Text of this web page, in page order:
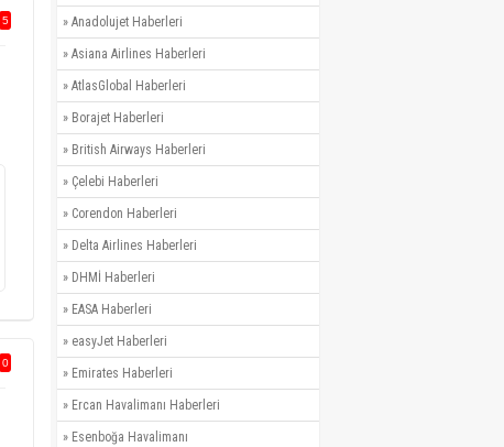
5
0
» Anadolujet Haberleri
» Asiana Airlines Haberleri
» AtlasGlobal Haberleri
» Borajet Haberleri
» British Airways Haberleri
» Çelebi Haberleri
» Corendon Haberleri
» Delta Airlines Haberleri
» DHMİ Haberleri
» EASA Haberleri
» easyJet Haberleri
» Emirates Haberleri
» Ercan Havalimanı Haberleri
» Esenboğa Havalimanı